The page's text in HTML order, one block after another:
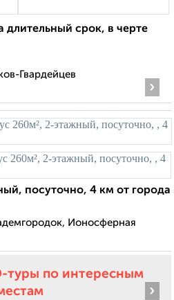
срок, в черте
Гвардейцев
›
посуточно, 4 км от города
Ионосферная
туры по интересным
›